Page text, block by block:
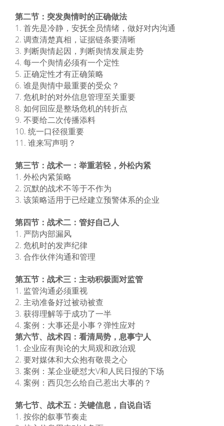
第二节：突发舆情时的正确做法
1. 首先是冷静，安抚全员情绪，做好对内沟通
2. 调查清楚真相，证据链条要清晰
3. 判断舆情起因，判断舆情发展走势
4. 每一个舆情必须有一个定性
5. 正确定性才有正确策略
6. 谁是舆情中最重要的受众？
7. 危机时的对外信息管理至关重要
8. 如何回应是整场危机的转折点
9. 不要给二次传播添料
10. 统一口径很重要
11. 谁来写声明？
第三节：战术一：举重若轻，外松内紧
1. 外松内紧策略
2. 沉默的战术不等于不作为
3. 该策略适用于已经建立预警体系的企业
第四节：战术二：管好自己人
1. 严防内部漏风
2. 危机时的发声纪律
3. 合作伙伴沟通和管理
第五节：战术三：主动积极面对监管
1. 监管沟通必须重视
2. 主动准备好过被动被查
3. 获得理解等于成功了一半
4. 案例：大事还是小事？弹性应对
第六节、战术四：看清局势，息事宁人
1. 企业应有舆论的大局观和政治观
2. 要对媒体和大众抱有敬畏之心
3. 案例：某企业硬怼大V和人民日报的下场
4. 案例：西贝怎么给自己惹出大事的？
第七节、战术五：关键信息，自说自话
1. 按你的叙事节奏走